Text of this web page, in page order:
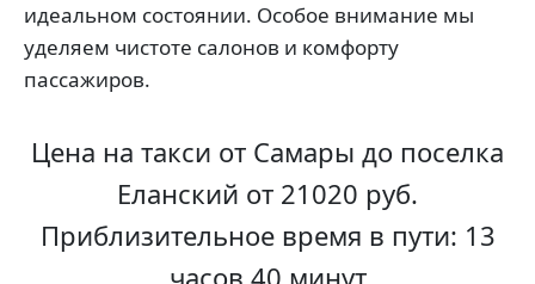
идеальном состоянии. Особое внимание мы
уделяем чистоте салонов и комфорту
пассажиров.
Цена на такси от Самары до поселка
Еланский от 21020 руб.
Приблизительное время в пути: 13
часов 40 минут